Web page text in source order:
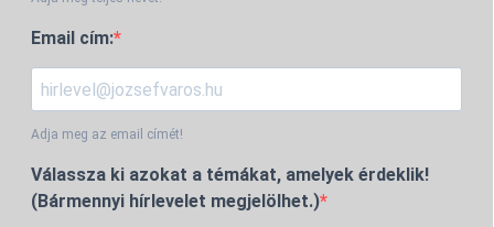
Email cím:
Adja meg az email címét!
Válassza ki azokat a témákat, amelyek érdeklik!
(Bármennyi hírlevelet megjelölhet.)